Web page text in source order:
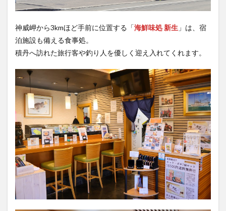
神威岬から3kmほど手前に位置する「海鮮味処 新生 」は、宿
泊施設も備える食事処。
積丹へ訪れた旅行客や釣り人を優しく迎え入れてくれます。